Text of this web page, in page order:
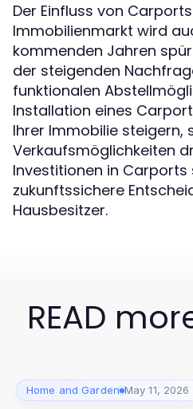
Der Einfluss von
Immobilienmarkt wird
kommenden Jahren
der steigenden
funktionalen
Installation eines
Ihrer Immobilie steigern,
Verkaufsmöglichkeiten
Investitionen in Carports
zukunftssichere
Hausbesitzer.
READ
Home and Garden May 11, 2026